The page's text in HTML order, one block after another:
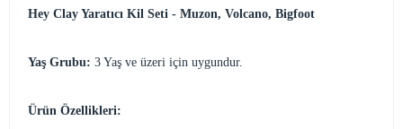
Hey Clay Yaratıcı Kil Seti - Muzon, Volcano, Bigfoot
Yaş Grubu: 3 Yaş ve üzeri için uygundur.
Ürün Özellikleri: